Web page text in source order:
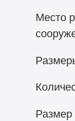
Место
Размер